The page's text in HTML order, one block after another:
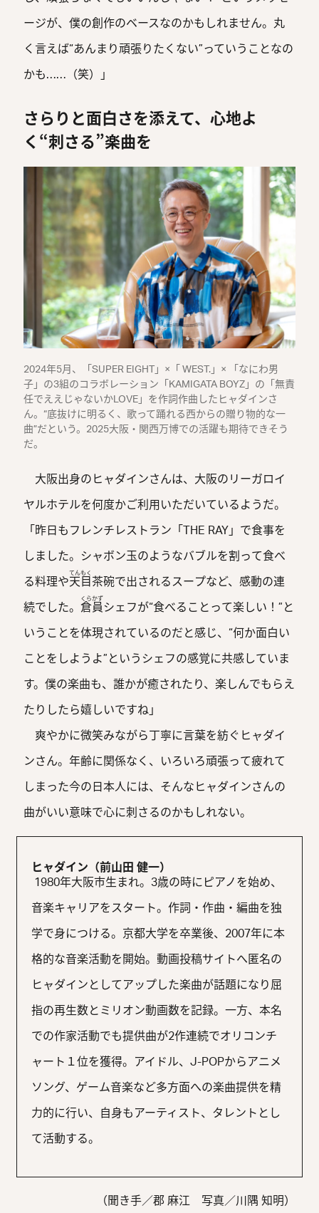
ージが、僕の創作のベースなのかもしれません。丸
く言えば“あんまり頑張りたくない”っていうことなの
かも……（笑）」
さらりと面白さを添えて、心地よ
く“刺さる”楽曲を
2024年5月、「SUPER EIGHT」×「 WEST.」× 「なにわ男
子」の3組のコラボレーション「KAMIGATA BOYZ」の「無責
任でええじゃないかLOVE」を作詞作曲したヒャダインさ
ん。“底抜けに明るく、歌って踊れる西からの贈り物的な一
曲”だという。2025大阪・関西万博での活躍も期待できそう
だ。
大阪出身のヒャダインさんは、大阪のリーガロイ
ヤルホテルを何度かご利用いただいているようだ。
「昨日もフレンチレストラン「THE RAY」で食事を
しました。シャボン玉のようなバブルを割って食べ
る料理や天目
てんもく
茶碗で出されるスープなど、感動の連
続でした。 倉員
くらかず
シェフが“食べることって楽しい！”と
いうことを体現されているのだと感じ、“何か面白い
ことをしようよ”というシェフの感覚に共感していま
す。僕の楽曲も、誰かが癒されたり、楽しんでもらえ
たりしたら嬉しいですね」
爽やかに微笑みながら丁寧に言葉を紡ぐヒャダイ
ンさん。年齢に関係なく、いろいろ頑張って疲れて
しまった今の日本人には、そんなヒャダインさんの
曲がいい意味で心に刺さるのかもしれない。
ヒャダイン（前山田 健一）
1980年大阪市生まれ。3歳の時にピアノを始め、
音楽キャリアをスタート。作詞・作曲・編曲を独
学で身につける。京都大学を卒業後、2007年に本
格的な音楽活動を開始。動画投稿サイトへ匿名の
ヒャダインとしてアップした楽曲が話題になり屈
指の再生数とミリオン動画数を記録。一方、本名
での作家活動でも提供曲が2作連続でオリコンチ
ャート１位を獲得。アイドル、J-POPからアニメ
ソング、ゲーム音楽など多方面への楽曲提供を精
力的に行い、自身もアーティスト、タレントとし
て活動する。
（聞き手／郡 麻江 写真／川隅 知明）